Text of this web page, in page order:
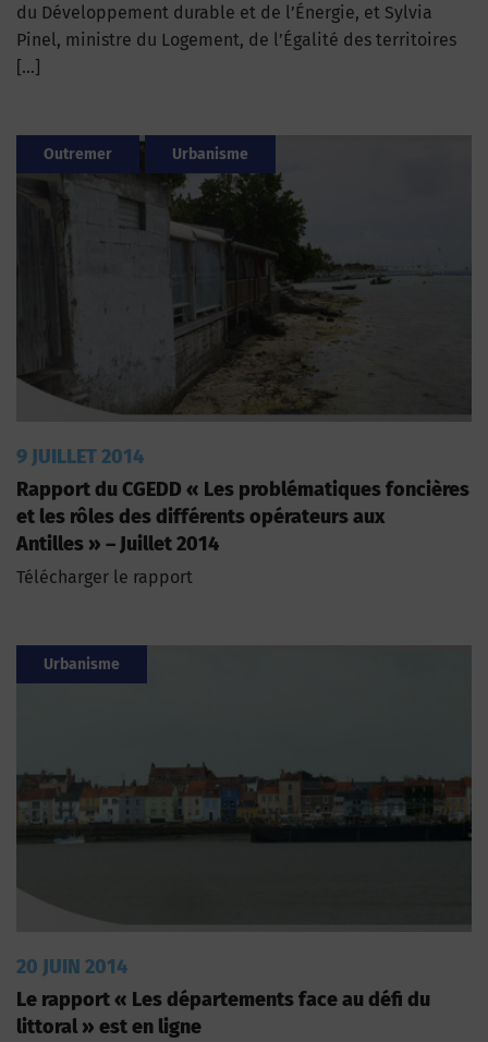
du Développement durable et de l’Énergie, et Sylvia
Pinel, ministre du Logement, de l’Égalité des territoires
[…]
Outremer Urbanisme
9 JUILLET 2014
Rapport du CGEDD « Les problématiques foncières
et les rôles des différents opérateurs aux
Antilles » – Juillet 2014
Télécharger le rapport
Urbanisme
20 JUIN 2014
Le rapport « Les départements face au défi du
littoral » est en ligne